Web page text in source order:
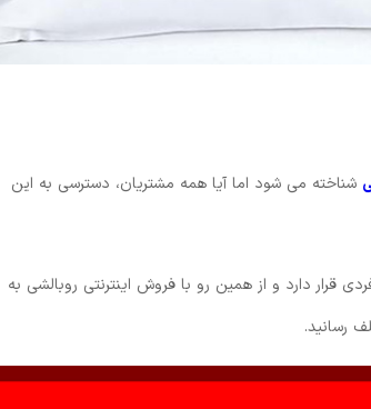
شناخته می شود اما آیا همه مشتریان، دسترسی به این
قرار دارد و از همین رو با فروش اینترنتی روبالشی به
رسانید.